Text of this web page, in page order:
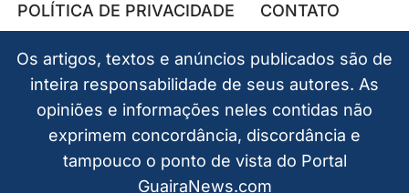
POLÍTICA DE PRIVACIDADE
CONTATO
Os artigos, textos e anúncios publicados são de
inteira responsabilidade de seus autores. As
opiniões e informações neles contidas não
exprimem concordância, discordância e
tampouco o ponto de vista do Portal
GuairaNews.com